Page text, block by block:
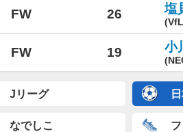
FW 26 塩
FW 19 小
Jリーグ
なでしこ